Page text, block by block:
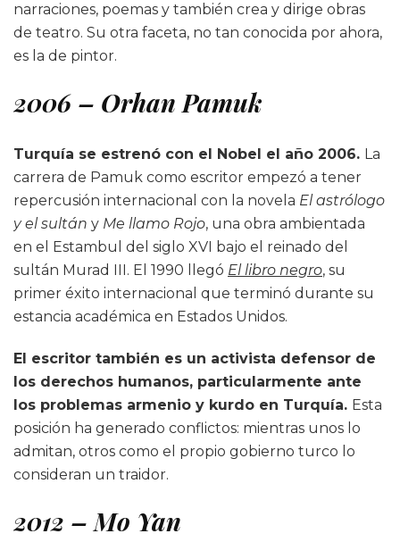
narraciones, poemas y también crea y dirige obras
de teatro. Su otra faceta, no tan conocida por ahora,
es la de pintor.
2006 – Orhan Pamuk
Turquía se estrenó con el Nobel el año 2006. La
carrera de Pamuk como escritor empezó a tener
repercusión internacional con la novela El astrólogo
y el sultán y Me llamo Rojo, una obra ambientada
en el Estambul del siglo XVI bajo el reinado del
sultán Murad III. El 1990 llegó El libro negro, su
primer éxito internacional que terminó durante su
estancia académica en Estados Unidos.
El escritor también es un activista defensor de
los derechos humanos, particularmente ante
los problemas armenio y kurdo en Turquía. Esta
posición ha generado conflictos: mientras unos lo
admitan, otros como el propio gobierno turco lo
consideran un traidor.
2012 – Mo Yan